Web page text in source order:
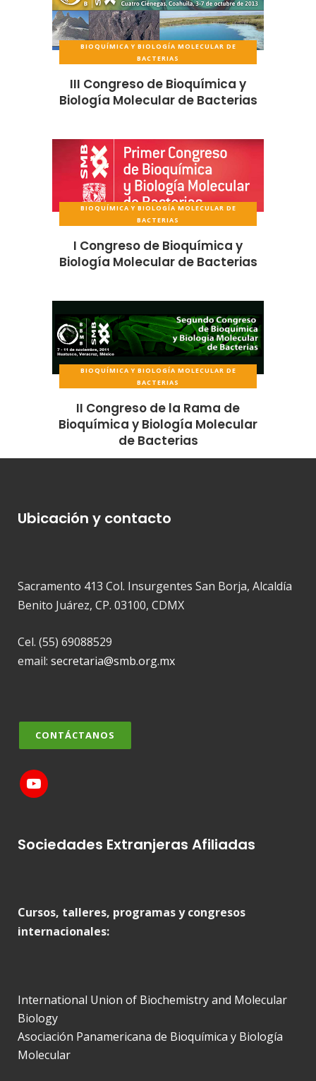
BIOQUÍMICA Y BIOLOGÍA MOLECULAR DE
BACTERIAS
III Congreso de Bioquímica y
Biología Molecular de Bacterias
BIOQUÍMICA Y BIOLOGÍA MOLECULAR DE
BACTERIAS
I Congreso de Bioquímica y
Biología Molecular de Bacterias
BIOQUÍMICA Y BIOLOGÍA MOLECULAR DE
BACTERIAS
II Congreso de la Rama de
Bioquímica y Biología Molecular
de Bacterias
Ubicación y contacto
Sacramento 413 Col. Insurgentes San Borja, Alcaldía
Benito Juárez, CP. 03100, CDMX
Cel. (55) 69088529
email: secretaria@smb.org.mx
CONTÁCTANOS
Sociedades Extranjeras Afiliadas
Cursos, talleres, programas y congresos
internacionales:
International Union of Biochemistry and Molecular
Biology
Asociación Panamericana de Bioquímica y Biología
Molecular